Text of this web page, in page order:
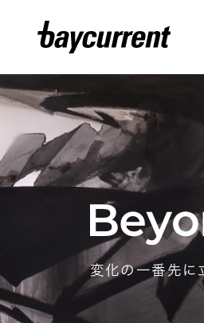
変化の一番先に